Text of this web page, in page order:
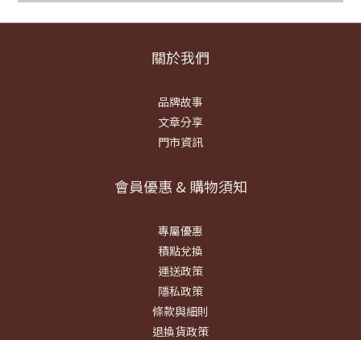
關於我們
品牌故事
文章分享
門市資訊
會員優惠 & 購物須知
專屬優惠
積點兌換
運送政策
隱私政策
條款與細則
退換貨政策